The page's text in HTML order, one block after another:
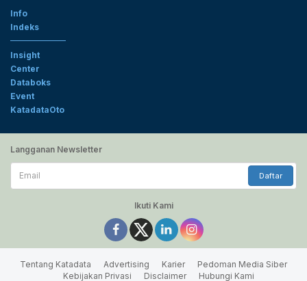
Info
Indeks
Insight
Center
Databoks
Event
KatadataOto
Langganan Newsletter
Email
Daftar
Ikuti Kami
Tentang Katadata Advertising Karier
Pedoman Media Siber
Kebijakan Privasi
Disclaimer Hubungi Kami